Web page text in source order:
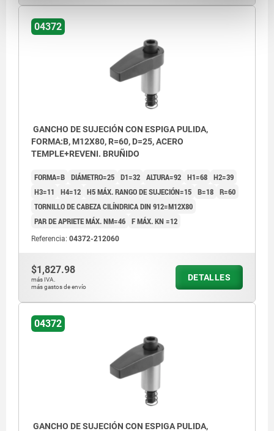
04372
GANCHO DE SUJECIÓN CON ESPIGA PULIDA,
FORMA:B, M12X80, R=60, D=25, ACERO
TEMPLE+REVENI. BRUÑIDO
FORMA=B DIÁMETRO=25 D1=32 ALTURA=92 H1=68 H2=39
H3=11
H4=12 H5 MÁX. RANGO DE SUJECIÓN=15 B=18 R=60
TORNILLO DE CABEZA CILÍNDRICA DIN 912=M12X80
PAR DE APRIETE MÁX. NM=46 F MÁX. KN =12
Referencia: 04372-212060
$1,827.98
más IVA.
más gastos de envío
DETALLES
04372
GANCHO DE SUJECIÓN CON ESPIGA PULIDA,